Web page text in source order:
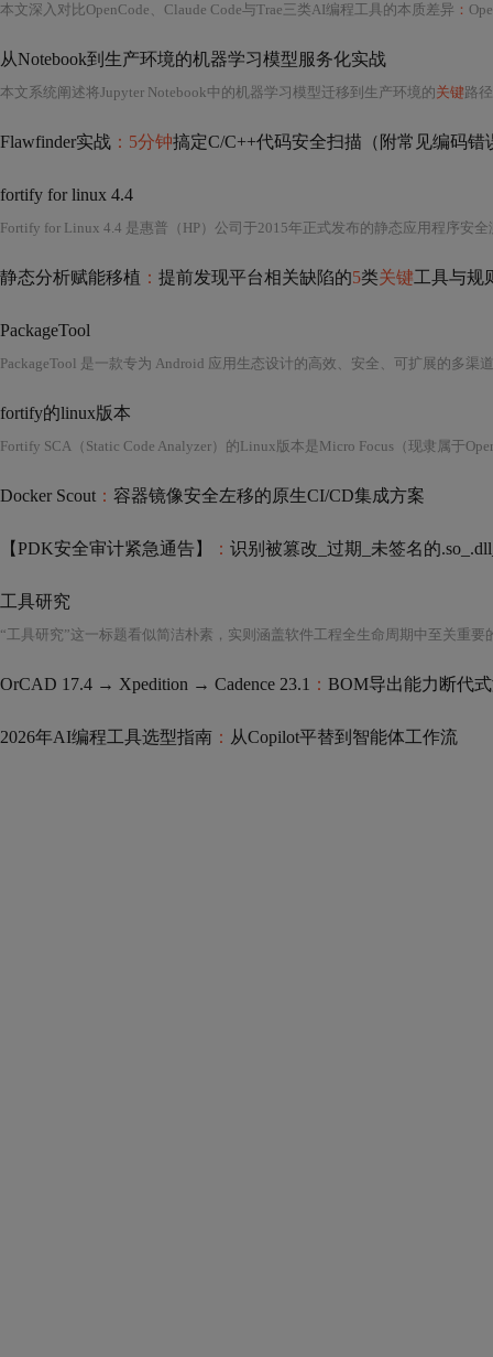
本文深入对比OpenCode、Claude Code与Trae三类AI编程工具的本质差异 ：
从Notebook到生产环境的机器学习模型服务化实战
本文系统阐述将Jupyter Notebook中的机器学习模型迁移到生产环境的关键路径，
Flawfinder实战 ：5分钟搞定C/C++代码安全扫描（附常见编码错
fortify for linux 4.4
静态分析赋能移植 ： 提前发现平台相关缺陷的5类关键工具与规
PackageTool
fortify的linux版本
Docker Scout ： 容器镜像安全左移的原生CI/CD集成方案
【PDK安全审计紧急通告】 ： 识别被篡改_过期_未签名的
工具研究
OrCAD 17.4 → Xpedition → Cadence 23.1 ： BOM导出能力断代
2026年AI编程工具选型指南 ： 从Copilot平替到智能体工作流